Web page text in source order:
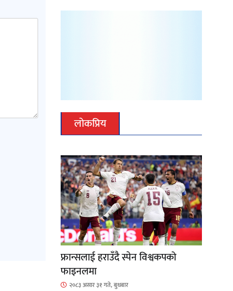
लोकप्रिय
फ्रान्सलाई हराउँदै स्पेन विश्वकपको
फाइनलमा
२०८३ असार ३१ गते, बुधबार